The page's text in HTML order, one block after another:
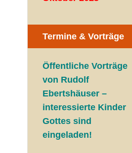
Termine & Vorträge
Öffentliche Vorträge
von Rudolf
Ebertshäuser –
interessierte Kinder
Gottes sind
eingeladen!